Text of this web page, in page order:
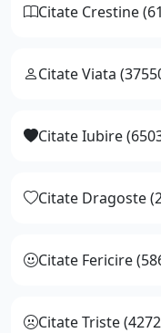
Citate Crestine
Citate Viata
Citate Iubire
Citate Dragoste
Citate Fericire
Citate Triste